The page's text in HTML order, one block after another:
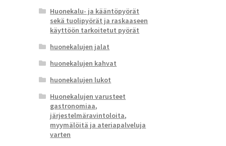
Huonekalu- ja kääntöpyörät
sekä tuolipyörät ja raskaaseen
käyttöön tarkoitetut pyörät
huonekalujen jalat
huonekalujen kahvat
huonekalujen lukot
Huonekalujen varusteet
gastronomiaa,
järjestelmäravintoloita,
myymälöitä ja ateriapalveluja
varten